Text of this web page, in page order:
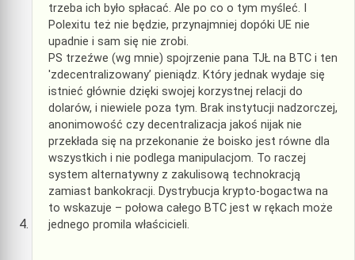
trzeba ich było spłacać. Ale po co o tym myśleć. I
Polexitu też nie będzie, przynajmniej dopóki UE nie
upadnie i sam się nie zrobi.
PS trzeźwe (wg mnie) spojrzenie pana TJŁ na BTC i ten
'zdecentralizowany’ pieniądz. Który jednak wydaje się
istnieć głównie dzięki swojej korzystnej relacji do
dolarów, i niewiele poza tym. Brak instytucji nadzorczej,
anonimowość czy decentralizacja jakoś nijak nie
przekłada się na przekonanie że boisko jest równe dla
wszystkich i nie podlega manipulacjom. To raczej
system alternatywny z zakulisową technokracją
zamiast bankokracji. Dystrybucja krypto-bogactwa na
to wskazuje – połowa całego BTC jest w rękach może
jednego promila właścicieli.